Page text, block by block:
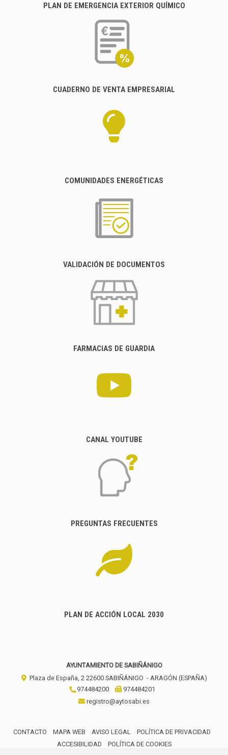
PLAN DE EMERGENCIA EXTERIOR QUÍMICO
CUADERNO DE VENTA EMPRESARIAL
COMUNIDADES ENERGÉTICAS
VALIDACIÓN DE DOCUMENTOS
FARMACIAS DE GUARDIA
CANAL YOUTUBE
PREGUNTAS FRECUENTES
PLAN DE ACCIÓN LOCAL 2030
AYUNTAMIENTO DE SABIÑÁNIGO
Plaza de España, 2 22600 SABIÑÁNIGO - ARAGÓN (ESPAÑA)
974484200
974484201
registro@aytosabi.es
CONTACTO MAPA WEB AVISO LEGAL
POLÍTICA DE PRIVACIDAD
ACCESIBILIDAD
POLÍTICA DE COOKIES